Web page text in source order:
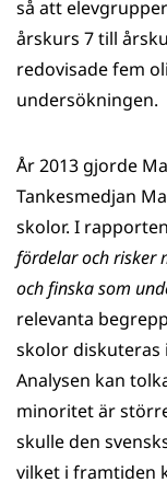
så att
årskurs 7 till
redovisade fem
undersökningen.
År 2013 gjorde
Tankesmedjan
skolor. I rapporten
fördelar och risker
och finska som
relevanta
skolor diskuteras
Analysen kan
minoritet är
skulle den
vilket i framtiden